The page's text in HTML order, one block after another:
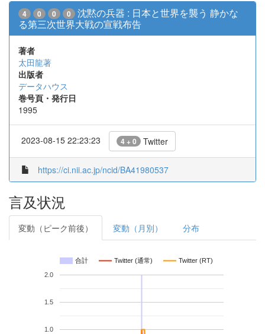
4 0 0 0
沈黙の兵器 : 日本と世界を襲う 静かな
る第三次世界大戦の宣戦布告
著者
太田龍著
出版者
データハウス
巻号頁・発行日
1995
2023-08-15 22:23:23 4 + 0 Twitter
https://ci.nii.ac.jp/ncid/BA41980537
言及状況
変動（ピーク前後） 変動（月別） 分布
合計 Twitter (通常) Twitter (RT)
1.0
1.5
2.0